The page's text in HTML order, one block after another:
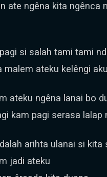
ate ngêna kita ngênca
si salah tami tami
malem ateku kelêngi
ateku ngêna lanai bo
kam pagi serasa lalap
arihta ulanai si kita
jadi ateku